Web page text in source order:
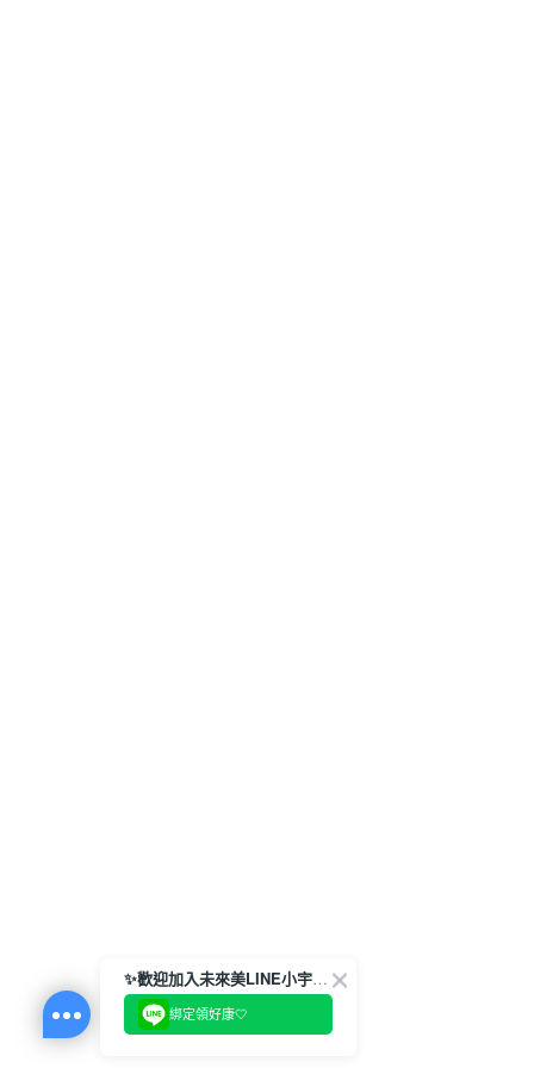
✨歡迎加入未來美LINE小宇宙💫
綁定領好康🤍